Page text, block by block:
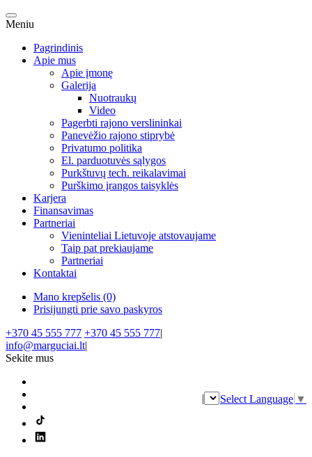
Meniu
Pagrindinis
Apie mus
Apie įmonę
Galerija
Nuotraukų
Video
Pagerbti rajono verslininkai
Panevėžio rajono stiprybė
Privatumo politika
El. parduotuvės sąlygos
Purkštuvų tech. reikalavimai
Purškimo įrangos taisyklės
Karjera
Finansavimas
Partneriai
Vieninteliai Lietuvoje atstovaujame
Taip pat prekiaujame
Partneriai
Kontaktai
Mano krepšelis (0)
Prisijungti prie savo paskyros
+370 45 555 777 +370 45 555 777|
info@marguciai.lt|
Sekite mus
| Select Language ▼